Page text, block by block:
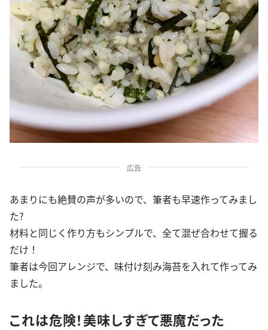
広告
あまりにも絶賛の声が多いので、筆者も早速作ってみまし
た?
材料と同じく作り方もシンプルで、全て混ぜ合わせて握る
だけ！
筆者は今回アレンジで、味付け刻み海苔を入れて作ってみ
ました。
これは危険！美味しすぎて悪魔だった